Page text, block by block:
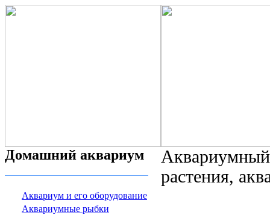
Домашний аквариум
Аквариум и его оборудование
Аквариумные рыбки
растения,